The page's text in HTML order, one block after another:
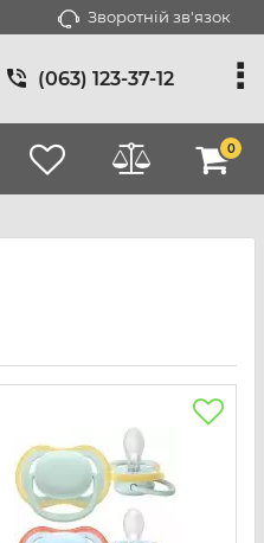
Зворотній зв'язок
(063) 123-37-12
0